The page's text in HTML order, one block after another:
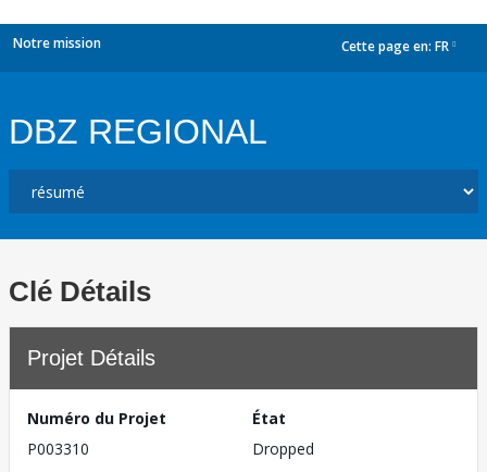
Notre mission Cette page en: FR
DBZ REGIONAL
Clé Détails
Projet Détails
Numéro du Projet
P003310
État
Dropped